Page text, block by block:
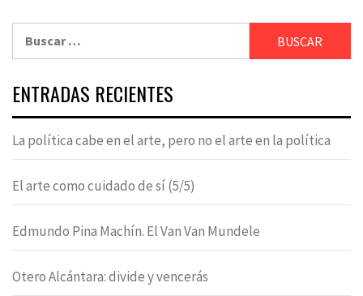
ENTRADAS RECIENTES
La política cabe en el arte, pero no el arte en la política
El arte como cuidado de sí (5/5)
Edmundo Pina Machín. El Van Van Mundele
Otero Alcántara: divide y vencerás